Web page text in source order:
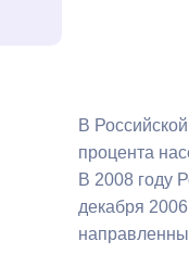
Оценка
местного
В
процента
В 2008 году
декабря